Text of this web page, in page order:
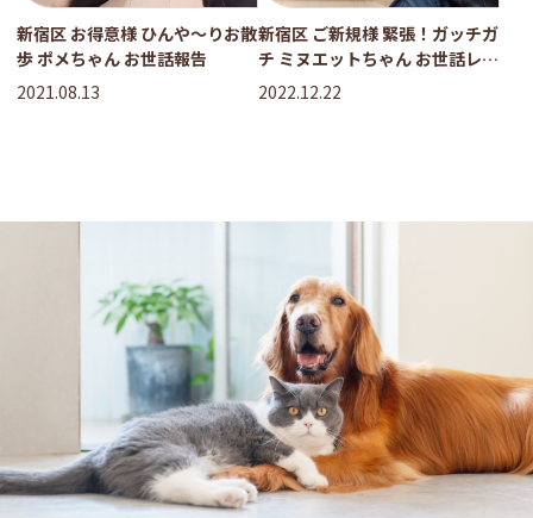
新宿区 お得意様 ひんや〜りお散
歩 ポメちゃん お世話報告
2021.08.13
新宿区 ご新規様 緊張！ガッチガ
チ ミヌエットちゃん お世話レポ
ート
2022.12.22